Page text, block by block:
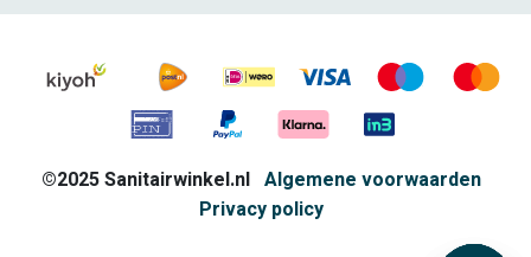
©2025 Sanitairwinkel.nl Algemene voorwaarden
Privacy policy